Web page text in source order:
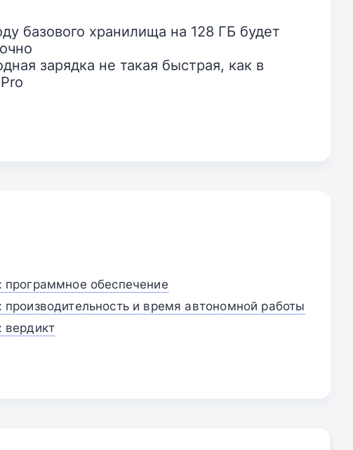
базового хранилища на 128 ГБ будет
зарядка не такая быстрая, как в
программное обеспечение
производительность и время автономной работы
вердикт